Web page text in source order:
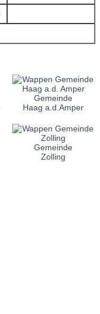
Gemeinde
Haag a.d.Amper
Gemeinde
Zolling